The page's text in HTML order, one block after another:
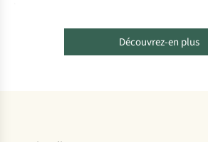
Découvrez-en plus